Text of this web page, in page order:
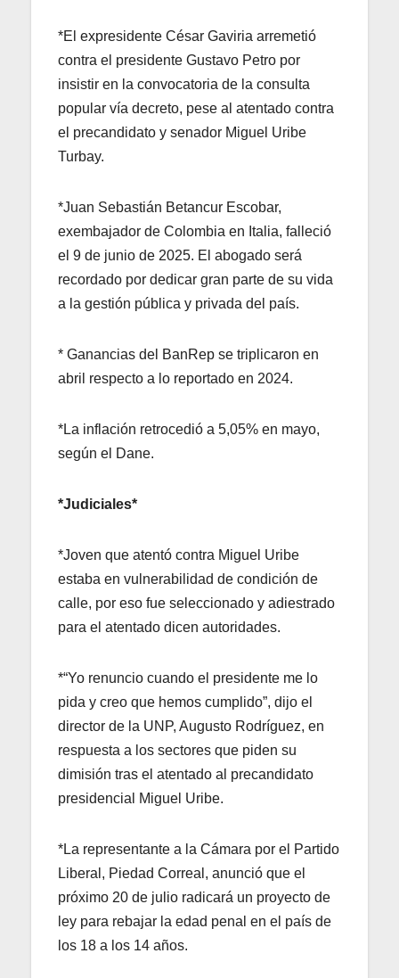
*El expresidente César Gaviria arremetió
contra el presidente Gustavo Petro por
insistir en la convocatoria de la consulta
popular vía decreto, pese al atentado contra
el precandidato y senador Miguel Uribe
Turbay.
*Juan Sebastián Betancur Escobar,
exembajador de Colombia en Italia, falleció
el 9 de junio de 2025. El abogado será
recordado por dedicar gran parte de su vida
a la gestión pública y privada del país.
* Ganancias del BanRep se triplicaron en
abril respecto a lo reportado en 2024.
*La inflación retrocedió a 5,05% en mayo,
según el Dane.
*Judiciales*
*Joven que atentó contra Miguel Uribe
estaba en vulnerabilidad de condición de
calle, por eso fue seleccionado y adiestrado
para el atentado dicen autoridades.
*“Yo renuncio cuando el presidente me lo
pida y creo que hemos cumplido”, dijo el
director de la UNP, Augusto Rodríguez, en
respuesta a los sectores que piden su
dimisión tras el atentado al precandidato
presidencial Miguel Uribe.
*La representante a la Cámara por el Partido
Liberal, Piedad Correal, anunció que el
próximo 20 de julio radicará un proyecto de
ley para rebajar la edad penal en el país de
los 18 a los 14 años.